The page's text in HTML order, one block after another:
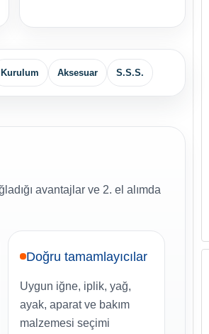
Kurulum Aksesuar S.S.S.
avantajlar ve 2. el alımda
Doğru tamamlayıcılar
Uygun iğne, iplik, yağ,
ayak, aparat ve bakım
malzemesi seçimi